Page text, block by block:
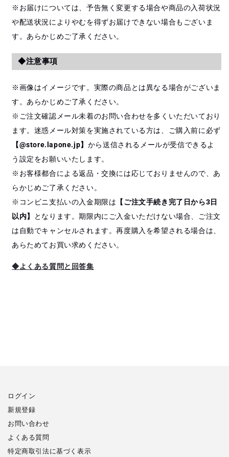
※お届けについては、予告無く変更する場合や商品の入荷状況
や配送状況によりやむを得ずお届けできない場合もございま
す。あらかじめご了承ください。
◆注意事項
※画像はイメージです。実際の商品とは異なる場合がございま
す。あらかじめご了承ください。
※ご注文確認メール未着のお問い合わせを多くいただいており
ます。迷惑メール対策を実施されている方は、ご購入前に必ず
【@store.lapone.jp】 から送信されるメールが受信できるよ
う設定をお願いいたします。
※お客様都合による返品・交換には応じておりませんので、あ
らかじめご了承ください。
※コンビニ支払いの入金期限は 【ご注文手続き完了日から3日
以内】
となります。期限内にご入金いただけない場合、ご注文
は自動でキャンセルされます。再度購入を希望される場合は、
あらためてお買い求めください。
◆よくある質問と回答集
ログイン
新規登録
お問い合わせ
よくある質問
特定商取引法に基づく表示